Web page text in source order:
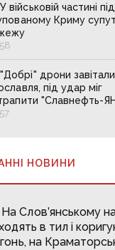
У військовій частині
Криму
"Добрі" дрони
під удар міг
"Славнефть-
НОВИНИ
На Слов’янському
в тил і
на